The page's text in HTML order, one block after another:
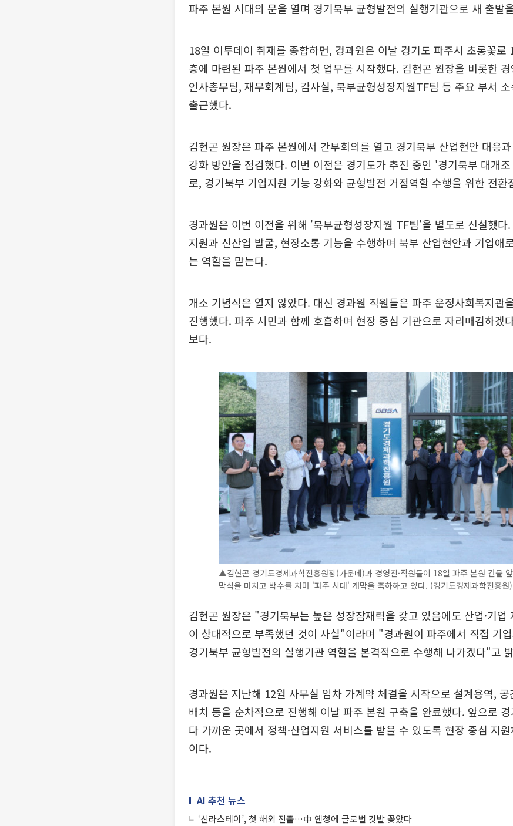
파주 본원 시대의 문을 열며 경기북부 균형발전의 실행기관으로 새 출발
18일 이투데이 취재를 종합하면, 경과원은 이날 경기도 파주시 초롱꽃로
층에 마련된 파주 본원에서 첫 업무를 시작했다. 김현곤 원장을 비롯한
인사총무팀, 재무회계팀, 감사실, 북부균형성장지원TF팀 등 주요 부서
출근했다.
김현곤 원장은 파주 본원에서 간부회의를 열고 경기북부 산업현안 대응
강화 방안을 점검했다. 이번 이전은 경기도가 추진 중인 '경기북부 대개
로, 경기북부 기업지원 기능 강화와 균형발전 거점역할 수행을 위한 전환
경과원은 이번 이전을 위해 '북부균형성장지원 TF팀'을 별도로 신설했다
지원과 신산업 발굴, 현장소통 기능을 수행하며 북부 산업현안과 기업애
는 역할을 맡는다.
개소 기념식은 열지 않았다. 대신 경과원 직원들은 파주 운정사회복지관
진행했다. 파주 시민과 함께 호흡하며 현장 중심 기관으로 자리매김하겠
보다.
▲김현곤 경기도경제과학진흥원장(가운데)과 경영진·직원들이 18일 파주 본원 건물
막식을 마치고 박수를 치며 '파주 시대' 개막을 축하하고 있다. (경기도경제과학진흥원)
김현곤 원장은 "경기북부는 높은 성장잠재력을 갖고 있음에도 산업·기업
이 상대적으로 부족했던 것이 사실"이라며 "경과원이 파주에서 직접 기
경기북부 균형발전의 실행기관 역할을 본격적으로 수행해 나가겠다"고
경과원은 지난해 12월 사무실 임차 가계약 체결을 시작으로 설계용역,
배치 등을 순차적으로 진행해 이날 파주 본원 구축을 완료했다. 앞으로
다 가까운 곳에서 정책·산업지원 서비스를 받을 수 있도록 현장 중심 지
이다.
AI 추천 뉴스
‘신라스테이’, 첫 해외 진출…中 옌청에 글로벌 깃발 꽂았다